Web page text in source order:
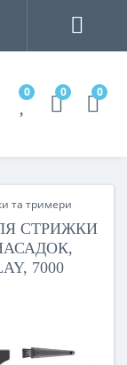
0 0 0
та тримери
СТРИЖКИ
7000